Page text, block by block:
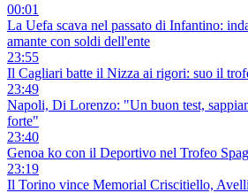
00:01
La Uefa scava nel passato di Infantino:
amante con soldi dell'ente
23:55
Il Cagliari batte il Nizza ai rigori: suo il
23:49
Napoli, Di Lorenzo: "Un buon test,
forte"
23:40
Genoa ko con il Deportivo nel Trofeo
23:19
Il Torino vince Memorial Criscitiello,